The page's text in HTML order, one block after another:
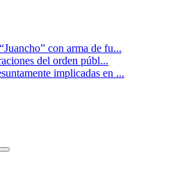
con arma de fu...
del orden públ...
implicadas en ...